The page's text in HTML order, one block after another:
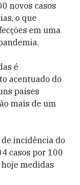
novos casos
o que
em uma
é
acentuado do
países
mais de um
incidência do
casos por 100
medidas